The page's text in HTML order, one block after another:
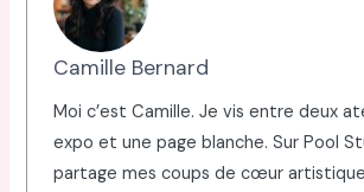
Camille Bernard
Moi c’est Camille. Je vis entre deux
expo et une page blanche. Sur Pool
partage mes coups de cœur